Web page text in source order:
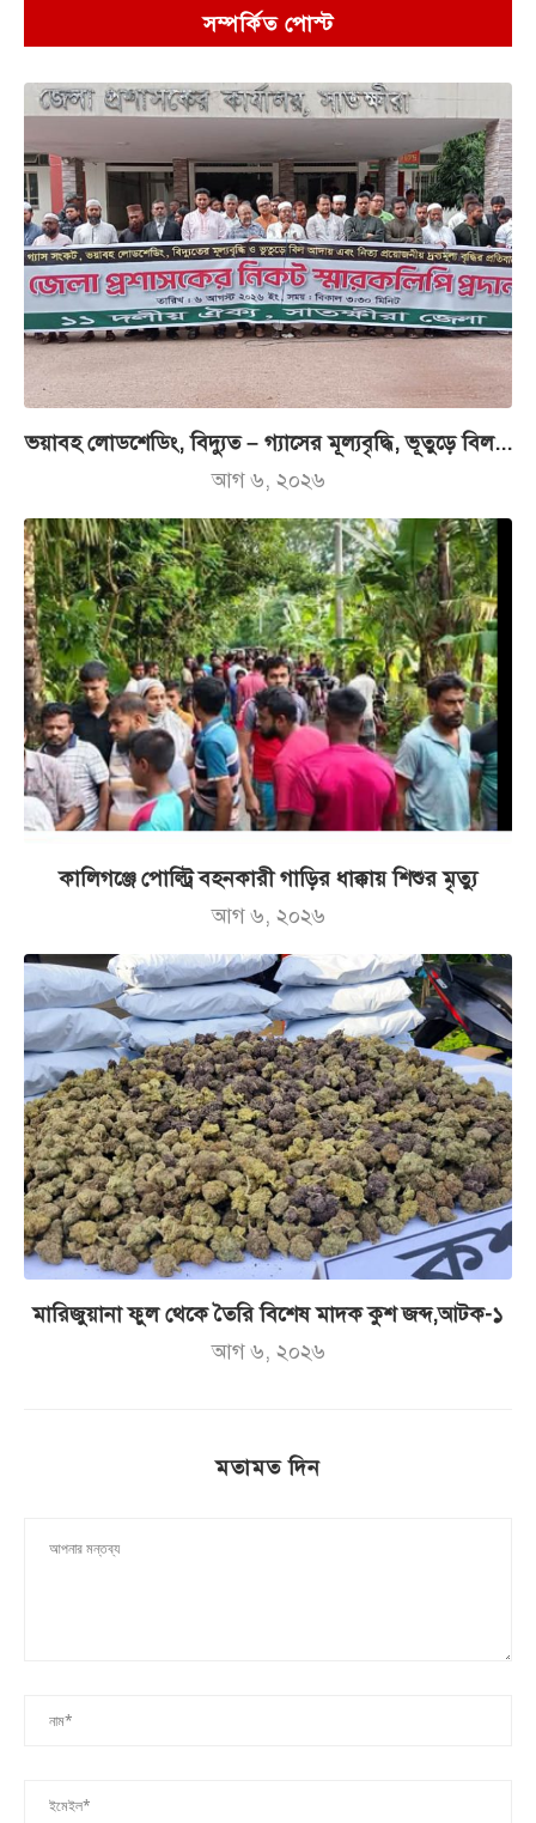
সম্পর্কিত পোস্ট
ভয়াবহ লোডশেডিং, বিদ্যুত – গ্যাসের মূল্যবৃদ্ধি, ভূতুড়ে বিল...
আগ ৬, ২০২৬
কালিগঞ্জে পোল্ট্রি বহনকারী গাড়ির ধাক্কায় শিশুর মৃত্যু
আগ ৬, ২০২৬
মারিজুয়ানা ফুল থেকে তৈরি বিশেষ মাদক কুশ জব্দ,আটক-১
আগ ৬, ২০২৬
মতামত দিন